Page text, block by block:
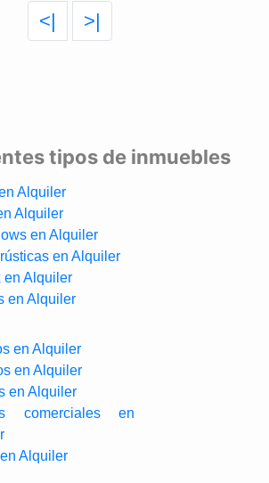
<| >|
tipos de inmuebles
Alquiler
Alquiler
en Alquiler
en Alquiler
en Alquiler
en Alquiler
en Alquiler
en Alquiler
en Alquiler
comerciales en
Alquiler